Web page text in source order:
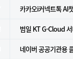
카카오i커넥트톡 AI
범일 KT G-Cloud
네이버 공공기관용